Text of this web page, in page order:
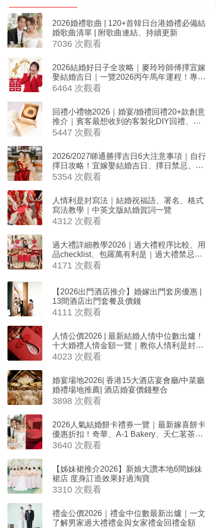
2026婚禮歌曲 | 120+首韓日台港婚禮必備結
婚歌曲清單 | 附歌曲連結、持續更新
7036 次觀看
2026結婚好日子全攻略｜麥玲玲師傅擇宜嫁
娶結婚吉日｜一覽2026丙午馬年運程！專業
擇日結婚+避開沖煞生肖指南
6464 次觀看
回禮小禮物2026｜婚宴/婚禮回禮20+款創意
推介｜賓客最想收到的客製化DIY回禮、姊
妹禮物（持續更新）
5447 次觀看
2026/2027睇通勝擇吉日6大注意事項｜自行
擇日攻略！宜嫁娶結婚吉日、擇日禁忌、相
沖生肖一覽
5354 次觀看
人情利是封寫法｜結婚祝福語、署名、格式
寫法教學｜中英文版結婚賀詞一覽
4312 次觀看
過大禮詳細教學2026｜過大禮程序比較、用
品checklist、包羅萬有利是｜過大禮禁忌及
吉祥說話
4171 次觀看
【2026出門酒店推介】婚嫁出門套房優惠 |
13間酒店出門套餐及價錢
4111 次觀看
人情公價2026 | 最新結婚人情中位數出爐！
十大婚禮人情金額一覽｜教你人情利是封寫
法
4023 次觀看
婚宴場地2026| 香港15大酒店宴會廳/中菜廳
婚禮場地推薦| 酒店婚宴價錢整合
3898 次觀看
2026人氣結婚餅卡禮券一覽｜最新嫁喜餅卡
優惠折扣！奇華、A-1 Bakery、天仁茗茶、
ROYCE'、Paul Lafayet、agnès b.
3640 次觀看
【姊妹裙推介2026】新娘大讚本地6間姊妹
裙店 度身訂造效果好過淘寶
3310 次觀看
禮金公價2026｜禮金中位數最新出爐｜一文
了解男家過大禮禮金與女家禮金回禮金額